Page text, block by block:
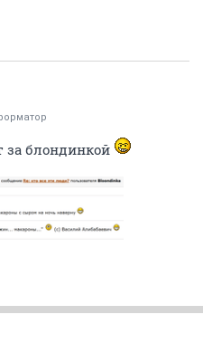
за блондинкой